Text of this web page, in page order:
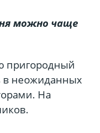
можно чаще
пригородный
в неожиданных
На